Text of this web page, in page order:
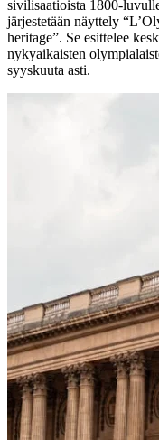
sivilisaatioista 1800-
järjestetään näyttely
heritage”. Se esittelee
nykyaikaisten
syyskuuta asti.